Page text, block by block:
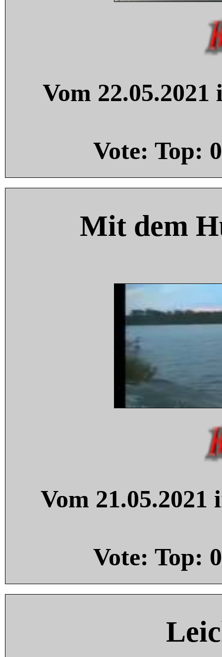
Vom
Vote: Top: 0
Mit dem
Vom
Vote: Top: 0